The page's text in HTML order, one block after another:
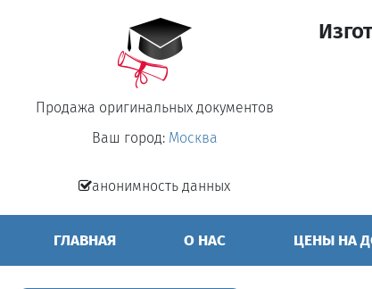
Продажа оригинальных документов
Ваш город: Москва
анонимность данных
ГЛАВНАЯ О НАС ЦЕНЫ НА